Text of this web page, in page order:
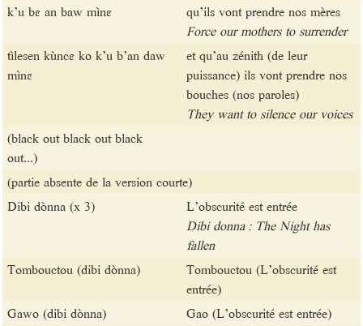
k’u bɛ an baw mìnɛ
qu’ils vont prendre nos mères
Force our mothers to surrender
tìlesen kùncɛ ko k’u b’an daw
mìnɛ
et qu’au zénith (de leur
puissance) ils vont prendre nos
bouches (nos paroles)
They want to silence our voices
(black out black out black
out...)
(partie absente de la version courte)
Dibi dònna (x 3)
L’obscurité est entrée
Dibi donna : The Night has
fallen
Tombouctou (dibi dònna)
Tombouctou (L’obscurité est
entrée)
Gawo (dibi dònna)
Gao (L’obscurité est entrée)